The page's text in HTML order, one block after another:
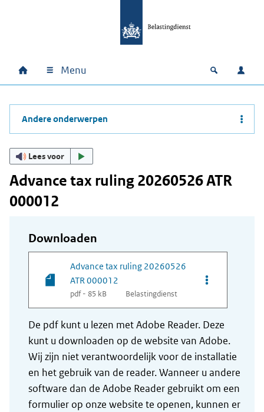
Hoofdnavigatie
Home Menu Open
Andere onderwerpen
Lees voor
Advance tax ruling 20260526 ATR
000012
Downloaden
Advance tax ruling 20260526
ATR 000012
pdf - 85 kB Belastingdienst
Opties van
De pdf kunt u lezen met Adobe Reader. Deze
kunt u downloaden op de website van Adobe.
Wij zijn niet verantwoordelijk voor de installatie
en het gebruik van de reader. Wanneer u andere
software dan de Adobe Reader gebruikt om een
formulier op onze website te openen, kunnen er